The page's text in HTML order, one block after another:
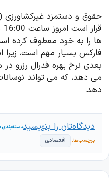
ها را به خود معطوف کرده
فارکس بسیار مهم است، زیرا
بعدی نرخ بهره فدرال رزرو در
دهد.
اقتصادی
دیدگاه‌تان را بنویسید